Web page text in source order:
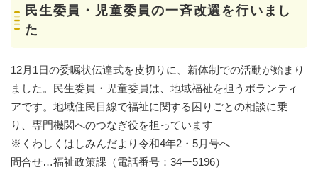
民生委員・児童委員の一斉改選を行いまし
た
12月1日の委嘱状伝達式を皮切りに、新体制での活動が始まり
ました。民生委員・児童委員は、地域福祉を担うボランティ
アです。地域住民目線で福祉に関する困りごとの相談に乗
り、専門機関へのつなぎ役を担っています
※くわしくはしみんだより令和4年2・5月号へ
問合せ…福祉政策課（電話番号：34ー5196）